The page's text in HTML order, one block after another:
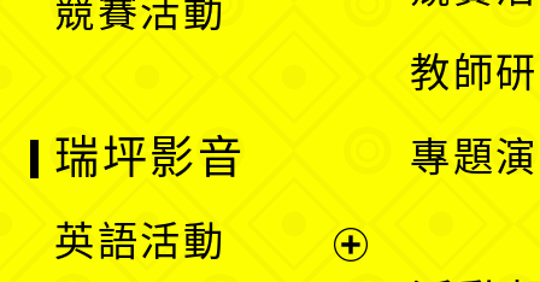
競賽活動
教師
專題
瑞坪影音
英語活動